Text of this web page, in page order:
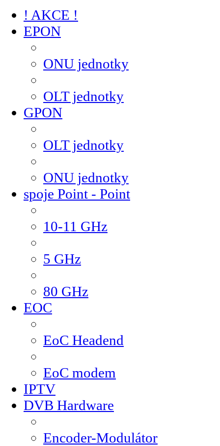
! AKCE !
EPON
ONU jednotky
OLT jednotky
GPON
OLT jednotky
ONU jednotky
spoje Point - Point
10-11 GHz
5 GHz
80 GHz
EOC
EoC Headend
EoC modem
IPTV
DVB Hardware
Encoder-Modulátor